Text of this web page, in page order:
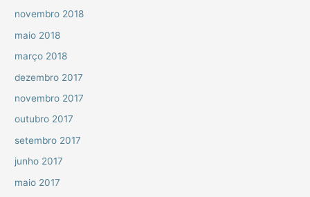
novembro 2018
maio 2018
março 2018
dezembro 2017
novembro 2017
outubro 2017
setembro 2017
junho 2017
maio 2017